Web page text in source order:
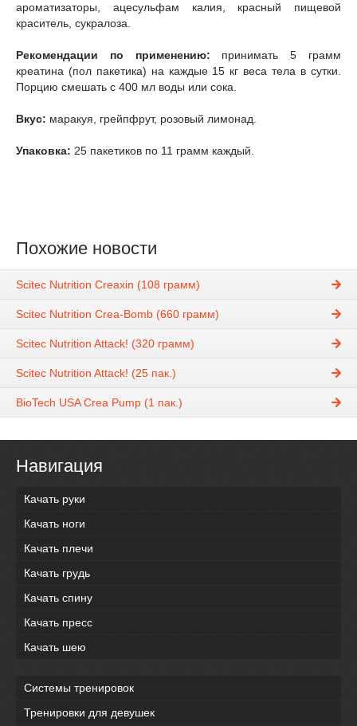
ароматизаторы, ацесульфам калия, красный пищевой
краситель, сукралоза.
Рекомендации по применению: принимать 5 грамм
креатина (пол пакетика) на каждые 15 кг веса тела в сутки.
Порцию смешать с 400 мл воды или сока.
Вкус: маракуя, грейпфрут, розовый лимонад.
Упаковка: 25 пакетиков по 11 грамм каждый.
Похожие новости
Scitec Nutrition Creaxin (108 грамм)
Scitec Nutrition Crea-Bomb (660 грамм)
Scitec Nutrition Attack! (320 грамм)
Scitec Nutrition Attack! (25 пак.)
BioTech USA Crea Pump (1 пак.)
Навигация
Качать руки
Качать ноги
Качать плечи
Качать грудь
Качать спину
Качать пресс
Качать шею
Системы тренировок
Тренировки для девушек